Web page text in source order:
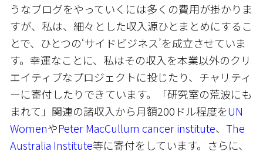
うなブログをやっていくには多くの費用が掛かりま
すが、私は、細々とした収入源ひとまとめにするこ
とで、ひとつの‘サイドビジネス’を成立させていま
す。幸運なことに、私はその収入を本業以外のクリ
エイティブなプロジェクトに投じたり、チャリティ
ーに寄付したりできています。「研究室の荒波にも
まれて」関連の諸収入から月額200ドル程度をUN
WomenやPeter MacCullum cancer institute、 The
Australia Institute等に寄付をしています。さらに、